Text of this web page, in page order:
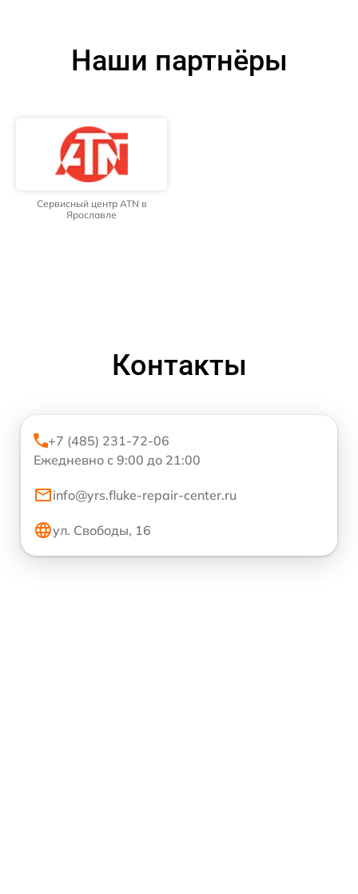
Наши партнёры
Сервисный центр ATN в
Ярославле
Контакты
+7 (485) 231-72-06
Ежедневно с 9:00 до 21:00
info@yrs.fluke-repair-center.ru
ул. Свободы, 16